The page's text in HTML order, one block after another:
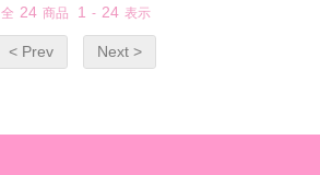
全 24 商品 1 - 24 表示
< Prev Next >